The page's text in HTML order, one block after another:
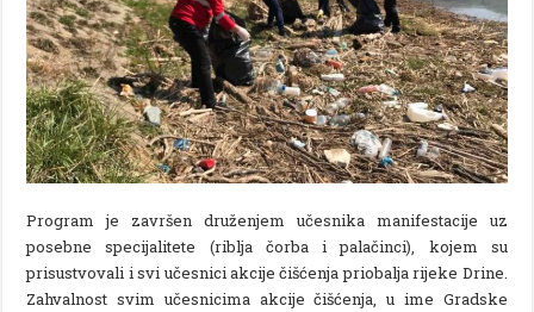
Program je završen druženjem učesnika manifestacije uz
posebne specijalitete (riblja čorba i palačinci), kojem su
prisustvovali i svi učesnici akcije čišćenja priobalja rijeke Drine.
Zahvalnost svim učesnicima akcije čišćenja, u ime Gradske